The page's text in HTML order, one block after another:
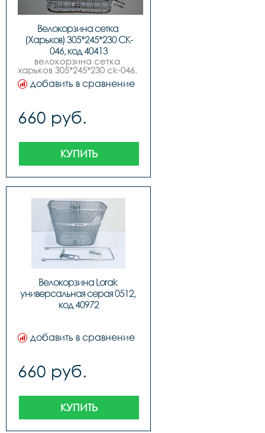
Велокорзина сетка
(Харьков) 305*245*230 CK-
046, код 40413
велокорзина сетка
харьков 305*245*230 ck-046,
добавить в сравнение
660 руб.
КУПИТЬ
Велокорзина Lorak
универсальная серая 0512,
код 40972
добавить в сравнение
660 руб.
КУПИТЬ